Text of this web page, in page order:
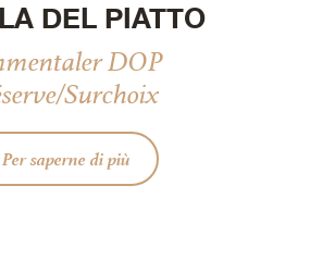
DEL PIATTO
DOP
Surchoix
Per saperne di più